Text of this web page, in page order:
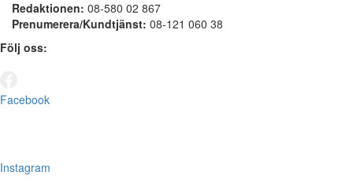
Redaktionen: 08-580 02 867
Prenumerera/Kundtjänst: 08-121 060 38
Följ oss:
Facebook
Instagram